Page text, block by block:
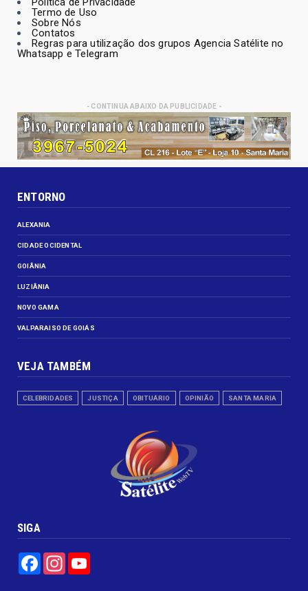
Termo de Uso
Sobre Nós
Contatos
Regras para utilização dos grupos Agencia Satélite no
Whatsapp e Telegram
- CONTINUA ABAIXO DA PUBLICIDADE -
ENTORNO
ALEXANIA
CIDADE OCIDENTAL
GOIÂNIA
LUZIÂNIA
NOVO GAMA
VALPARAISO DE GOIÁS
VEJA TAMBÉM
CELEBRIDADES JUSTIÇA OBITUÁRIO OPINIÃO SANTA MARIA
SIGA
FacebookInstagram